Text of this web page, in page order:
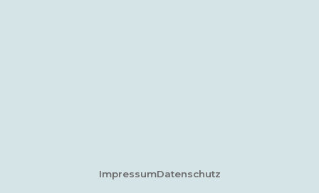
ImpressumDatenschutz